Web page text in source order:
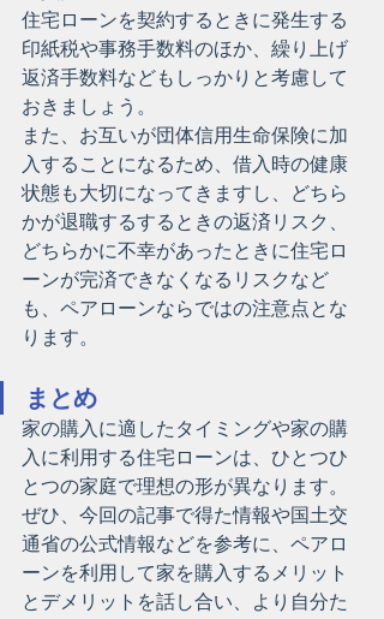
住宅ローンを契約するときに発生する
印紙税や事務手数料のほか、繰り上げ
返済手数料などもしっかりと考慮して
おきましょう。
また、お互いが団体信用生命保険に加
入することになるため、借入時の健康
状態も大切になってきますし、どちら
かが退職するするときの返済リスク、
どちらかに不幸があったときに住宅ロ
ーンが完済できなくなるリスクなど
も、ペアローンならではの注意点とな
ります。
まとめ
家の購入に適したタイミングや家の購
入に利用する住宅ローンは、ひとつひ
とつの家庭で理想の形が異なります。
ぜひ、今回の記事で得た情報や国土交
通省の公式情報などを参考に、ペアロ
ーンを利用して家を購入するメリット
とデメリットを話し合い、より自分た